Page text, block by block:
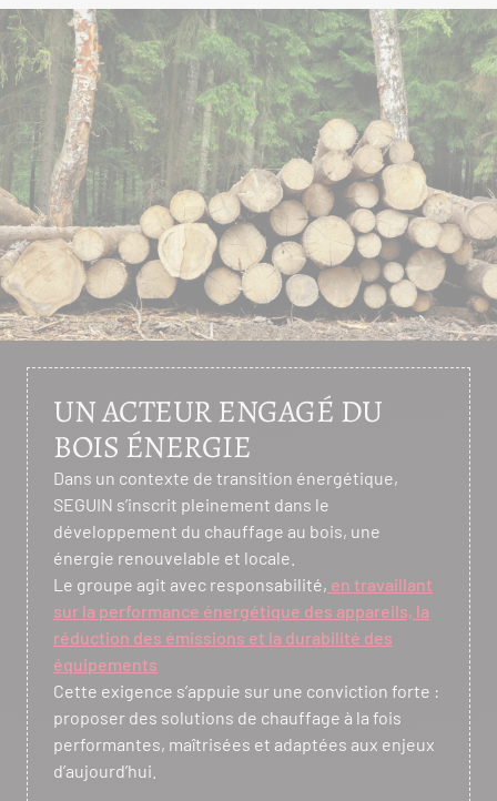
UN ACTEUR ENGAGÉ DU
BOIS ÉNERGIE
Dans un contexte de transition énergétique,
SEGUIN s’inscrit pleinement dans le
développement du chauffage au bois, une
énergie renouvelable et locale.
Le groupe agit avec responsabilité, en travaillant
sur la performance énergétique des appareils, la
réduction des émissions et la durabilité des
équipements
Cette exigence s’appuie sur une conviction forte :
proposer des solutions de chauffage à la fois
performantes, maîtrisées et adaptées aux enjeux
d’aujourd’hui.